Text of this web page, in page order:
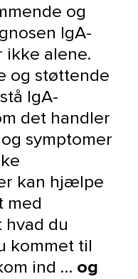
og
IgA-
ikke alene.
og støttende
IgA-
det handler
symptomer
kan hjælpe
med
hvad du
kommet til
ind … og